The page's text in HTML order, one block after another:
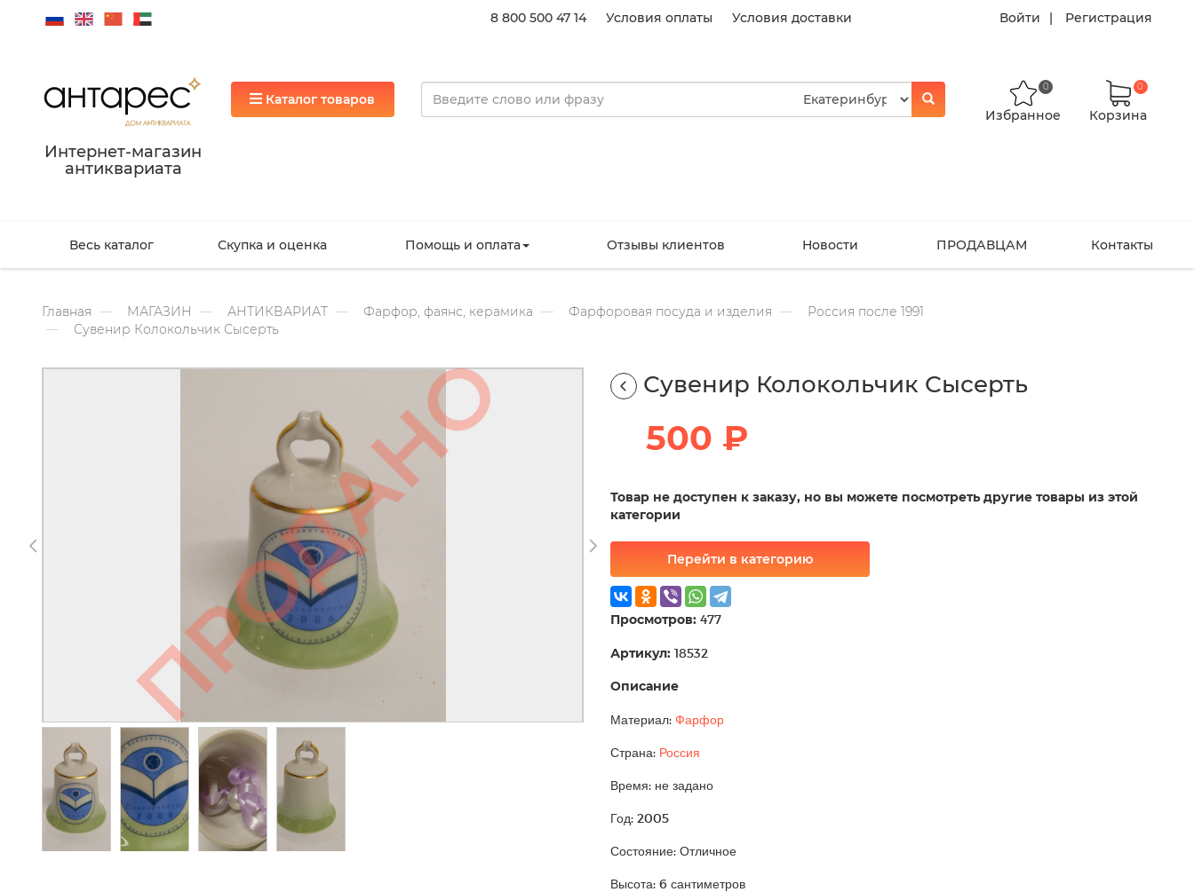
8 800 500 47 14 Условия оплаты Условия доставки Войти Регистрация
Интернет-магазин
антиквариата
Каталог товаров
Избранное
0
Корзина
0
Весь каталог Скупка и оценка Помощь и оплата Отзывы клиентов Новости ПРОДАВЦАМ Контакты
Главная МАГАЗИН АНТИКВАРИАТ Фарфор, фаянс, керамика Фарфоровая посуда и изделия
Россия после 1991
Сувенир Колокольчик Сысерть
Сувенир Колокольчик Сысерть
500 ₽
Товар не доступен к заказу, но вы можете посмотреть другие товары из этой
категории
Перейти в категорию
Просмотров: 477
Артикул: 18532
Описание
Материал: Фарфор
Страна: Россия
Время: не задано
Год: 2005
Состояние: Отличное
Высота: 6 сантиметров